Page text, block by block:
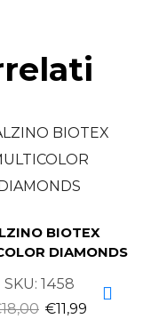
BIOTEX
DIAMONDS
SKU: 1458
18,00 €11,99